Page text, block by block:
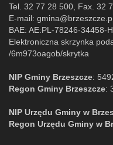
Tel. 32 77 28 500, Fax. 32
E-mail:
BAE: AE:PL-78246-34458-
Elektroniczna skrzynka
/6m973oagob/skrytka
NIP Gminy Brzeszcze:
Regon Gminy Brzeszcze:
NIP Urzędu Gminy w
Regon Urzędu Gminy w